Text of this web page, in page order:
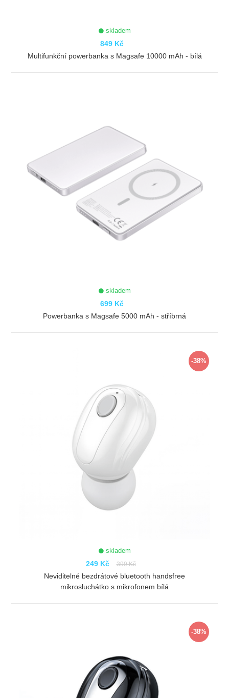
skladem
849 Kč
Multifunkční powerbanka s Magsafe 10000 mAh - bílá
skladem
699 Kč
Powerbanka s Magsafe 5000 mAh - stříbrná
-38%
skladem
249 Kč 399 Kč
Neviditelné bezdrátové bluetooth handsfree
mikrosluchátko s mikrofonem bílá
-38%